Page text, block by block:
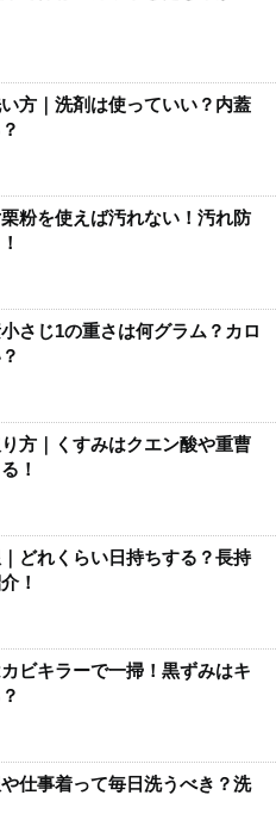
方｜洗剤は使っていい？内蓋
粉を使えば汚れない！汚れ防
さじ1の重さは何グラム？カロ
方｜くすみはクエン酸や重曹
！
どれくらい日持ちする？長持
！
ビキラーで一掃！黒ずみはキ
仕事着って毎日洗うべき？洗